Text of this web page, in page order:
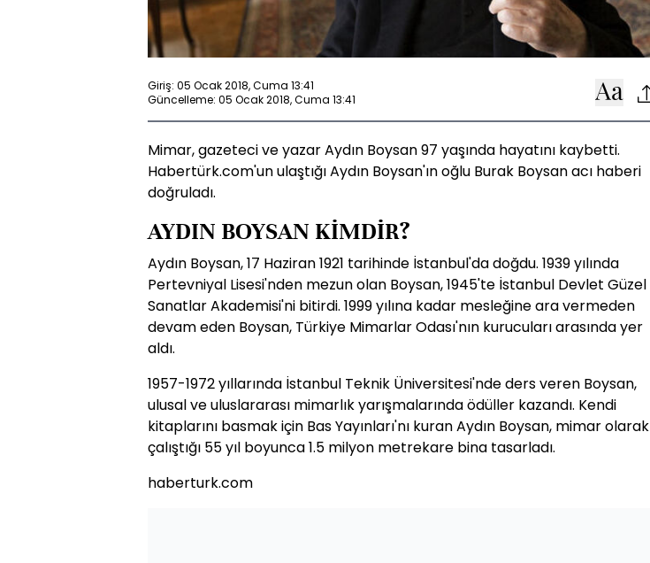
Giriş: 05 Ocak 2018, Cuma 13:41
Güncelleme: 05 Ocak 2018, Cuma 13:41
Mimar, gazeteci ve yazar Aydın Boysan 97 yaşında hayatını kaybetti.
Habertürk.com'un ulaştığı Aydın Boysan'ın oğlu Burak Boysan acı haberi
doğruladı.
AYDIN BOYSAN KİMDİR?
Aydın Boysan, 17 Haziran 1921 tarihinde İstanbul'da doğdu. 1939 yılında
Pertevniyal Lisesi'nden mezun olan Boysan, 1945'te İstanbul Devlet Güzel
Sanatlar Akademisi'ni bitirdi. 1999 yılına kadar mesleğine ara vermeden
devam eden Boysan, Türkiye Mimarlar Odası'nın kurucuları arasında yer
aldı.
1957-1972 yıllarında İstanbul Teknik Üniversitesi'nde ders veren Boysan,
ulusal ve uluslararası mimarlık yarışmalarında ödüller kazandı. Kendi
kitaplarını basmak için Bas Yayınları'nı kuran Aydın Boysan, mimar olarak
çalıştığı 55 yıl boyunca 1.5 milyon metrekare bina tasarladı.
haberturk.com